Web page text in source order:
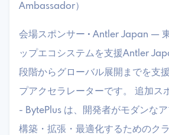
Ambassador）
会場スポンサー • Antler Japan —
ップエコシステムを支援Antler
段階からグローバル展開までを支
プアクセラレーターです。 追加ス
- BytePlus は、開発者がモダンな
構築・拡張・最適化するためのク